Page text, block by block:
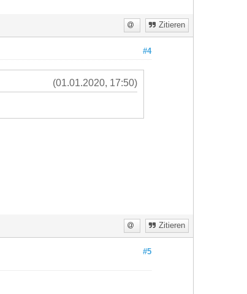
Zitieren
#4
(01.01.2020, 17:50)
Zitieren
#5